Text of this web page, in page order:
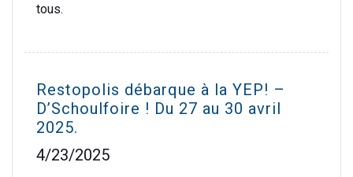
tous.
Restopolis débarque à la YEP! –
D’Schoulfoire ! Du 27 au 30 avril
2025.
4/23/2025